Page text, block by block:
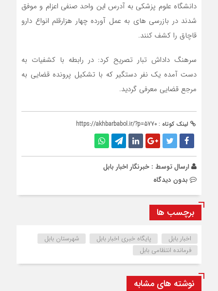
دانشگاه علوم پزشکی به آدرس این واحد صنفی اعزام و موفق
شدند در بازرسی های به عمل آورده چهار هزارقلم انواع دارو
قاچاق را کشف کنند.
سرهنگ داداش تبار تصریح کرد: در رابطه با کشفیات به
دست آمده یک نفر دستگیر که با تشکیل پرونده قضایی به
مرجع قضایی معرفی گردید.
لینک کوتاه : https://akhbarbabol.ir/?p=5770
ارسال توسط : خبرنگار اخبار بابل
بدون دیدگاه
برچسب ها
اخبار بابل پایگاه خبری اخبار بابل
شهرستان بابل
فرمانده انتظامی بابل
نوشته های مشابه